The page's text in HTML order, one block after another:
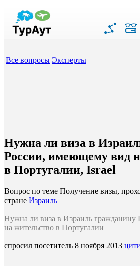
Все вопросы Эксперты
Нужна ли виза в
России, имеющему вид
в Португалии, Israel
Вопрос по теме Получение визы,
стране Израиль
Нужна ли виза в Израиль
на жительство в Португалии
спросил посетитель 8 ноября 2013